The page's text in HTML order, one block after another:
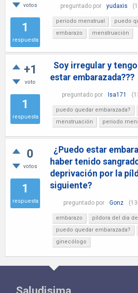
votos
1
respuesta
preguntado por yudaxis (
periodo menstrual
puedo
embarazo
menstruación
+1
voto
1
respuesta
Soy irregular y
estar embarazada???
preguntado por Isa171 (
puedo quedar embarazada?
menstruación
periodo
0
votos
1
respuesta
¿Puedo estar
haber tenido
deprivación por la
siguiente?
preguntado por Gonz (
embarazo
pildora del dia
puedo quedar embarazada?
ginecólogo